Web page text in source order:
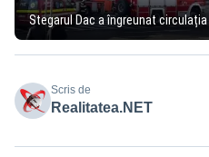
Stegarul Dac a îngreunat
Scris de
Realitatea.NET